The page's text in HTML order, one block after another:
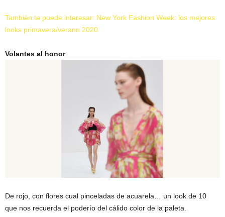
También te puede interesar: New York Fashion Week: los mejores
looks primavera/verano 2020
Volantes al honor
De rojo, con flores cual pinceladas de acuarela… un look de 10
que nos recuerda el poderío del cálido color de la paleta.